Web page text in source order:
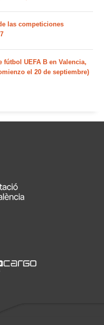
las competiciones
fútbol UEFA B en Valencia,
el 20 de septiembre)